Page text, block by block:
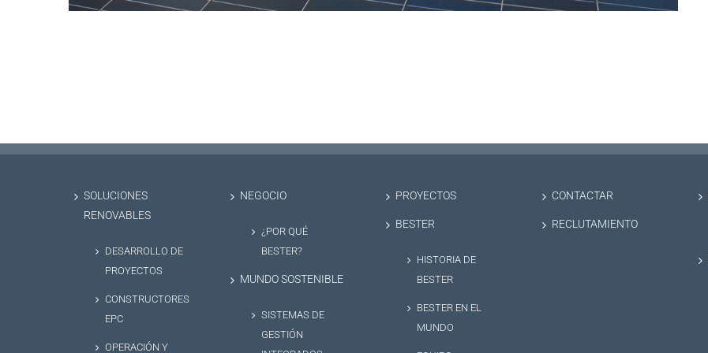
SOLUCIONES
RENOVABLES
DESARROLLO DE
PROYECTOS
CONSTRUCTORES
EPC
OPERACIÓN Y
NEGOCIO
¿POR QUÉ
BESTER?
MUNDO SOSTENIBLE
SISTEMAS DE
GESTIÓN
PROYECTOS
BESTER
HISTORIA DE
BESTER
BESTER EN EL
MUNDO
CONTACTAR
RECLUTAMIENTO